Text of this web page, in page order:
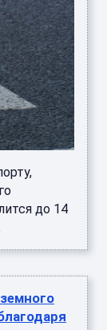
до 14